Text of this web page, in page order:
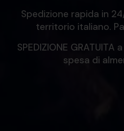
Spedizione rapida in
territorio italiano.
SPEDIZIONE
spesa di